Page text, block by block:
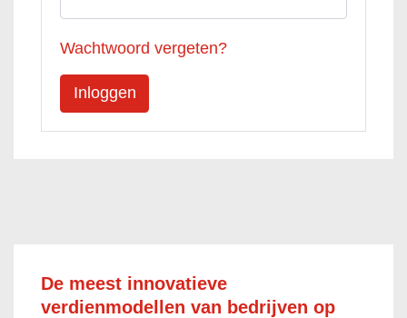
Wachtwoord vergeten?
De meest innovatieve
verdienmodellen van bedrijven op